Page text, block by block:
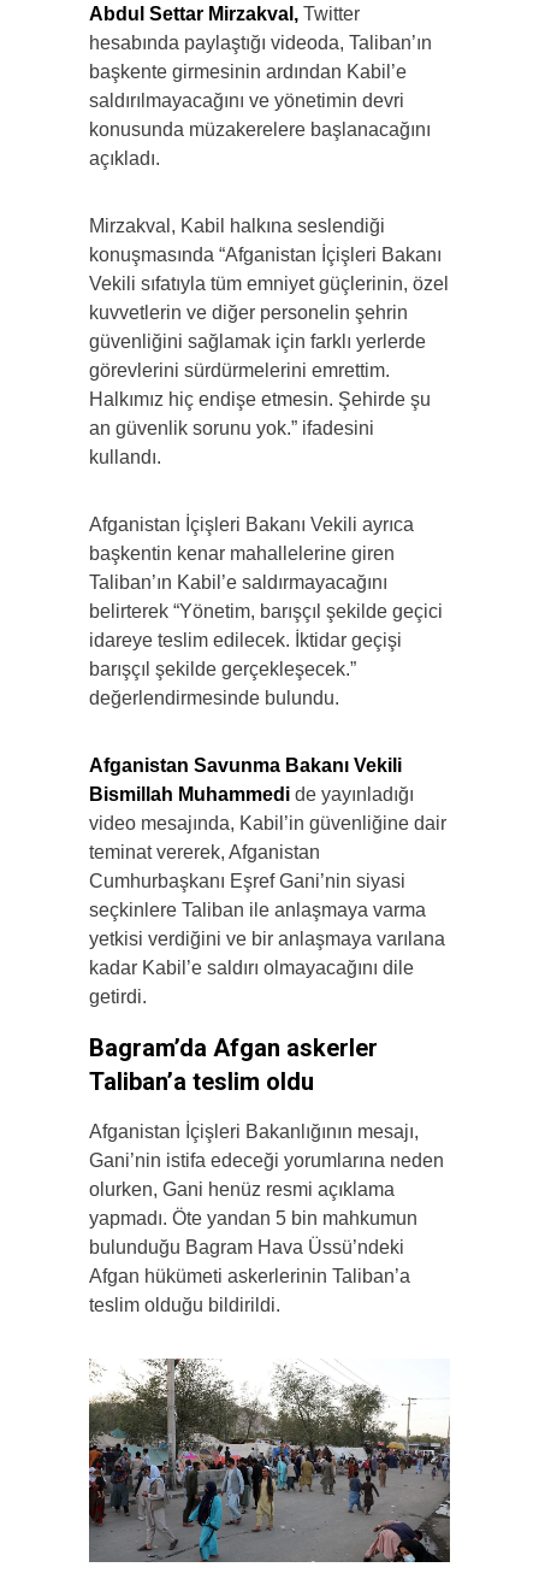
Abdul Settar Mirzakval, Twitter
hesabında paylaştığı videoda, Taliban’ın
başkente girmesinin ardından Kabil’e
saldırılmayacağını ve yönetimin devri
konusunda müzakerelere başlanacağını
açıkladı.
Mirzakval, Kabil halkına seslendiği
konuşmasında “Afganistan İçişleri Bakanı
Vekili sıfatıyla tüm emniyet güçlerinin, özel
kuvvetlerin ve diğer personelin şehrin
güvenliğini sağlamak için farklı yerlerde
görevlerini sürdürmelerini emrettim.
Halkımız hiç endişe etmesin. Şehirde şu
an güvenlik sorunu yok.” ifadesini
kullandı.
Afganistan İçişleri Bakanı Vekili ayrıca
başkentin kenar mahallelerine giren
Taliban’ın Kabil’e saldırmayacağını
belirterek “Yönetim, barışçıl şekilde geçici
idareye teslim edilecek. İktidar geçişi
barışçıl şekilde gerçekleşecek.”
değerlendirmesinde bulundu.
Afganistan Savunma Bakanı Vekili
Bismillah Muhammedi de yayınladığı
video mesajında, Kabil’in güvenliğine dair
teminat vererek, Afganistan
Cumhurbaşkanı Eşref Gani’nin siyasi
seçkinlere Taliban ile anlaşmaya varma
yetkisi verdiğini ve bir anlaşmaya varılana
kadar Kabil’e saldırı olmayacağını dile
getirdi.
Bagram’da Afgan askerler
Taliban’a teslim oldu
Afganistan İçişleri Bakanlığının mesajı,
Gani’nin istifa edeceği yorumlarına neden
olurken, Gani henüz resmi açıklama
yapmadı. Öte yandan 5 bin mahkumun
bulunduğu Bagram Hava Üssü’ndeki
Afgan hükümeti askerlerinin Taliban’a
teslim olduğu bildirildi.